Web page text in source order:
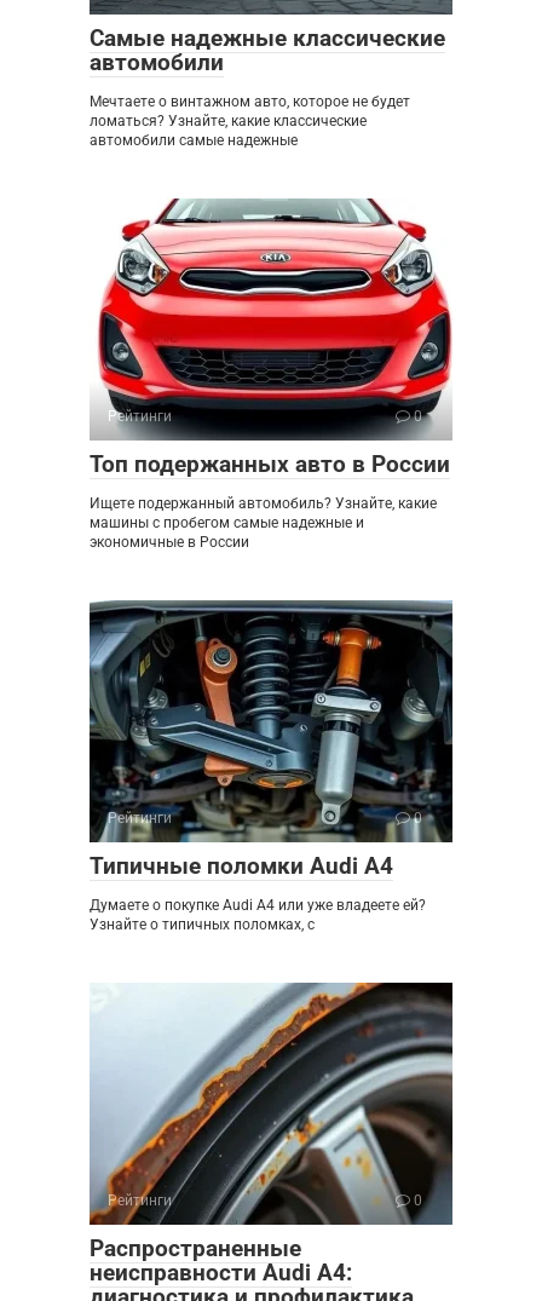
Самые надежные классические
автомобили
Мечтаете о винтажном авто, которое не будет
ломаться? Узнайте, какие классические
автомобили самые надежные
Рейтинги 0
Топ подержанных авто в России
Ищете подержанный автомобиль? Узнайте, какие
машины с пробегом самые надежные и
экономичные в России
Рейтинги 0
Типичные поломки Audi A4
Думаете о покупке Audi A4 или уже владеете ей?
Узнайте о типичных поломках, с
Рейтинги 0
Распространенные
неисправности Audi A4: